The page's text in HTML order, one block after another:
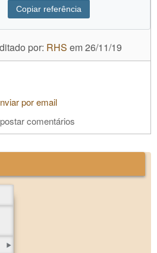
Copiar referência
por: RHS em26/11/19
por email
comentários